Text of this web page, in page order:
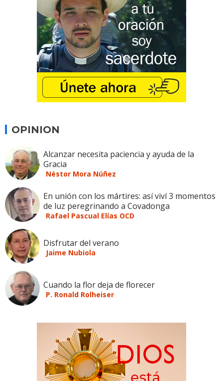
OPINION
Alcanzar necesita paciencia y ayuda de la
Gracia
Néstor Mora Núñez
En unión con los mártires: así viví 3 momentos
de luz peregrinando a Covadonga
Rafael Pascual Elías OCD
Disfrutar del verano
Jaime Nubiola
Cuando la flor deja de florecer
P. Ronald Rolheiser